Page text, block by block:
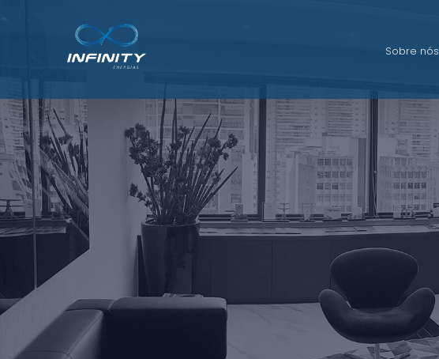
Sobre nós